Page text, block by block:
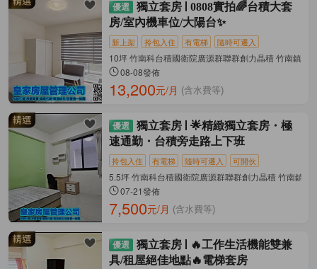
獨立套房
0808實拍🌈台積大套
房/室內機車位/大陽台✨
新上架 拎包入住 有電梯 隨時可遷入
10坪 竹南科台積國衛院廣源群聯群創力晶積 竹南鎮-科
08-08發佈
13,200元/月 (含水費等)
獨立套房
🌟精緻獨立套房・極
速通勤・台積旁走路上下班
拎包入住 有電梯 隨時可遷入 可開伙
5.5坪 竹南科台積國衛院廣源群聯群創力晶積 竹南鎮-
07-21發佈
7,500元/月 (含水費等)
獨立套房
🔥工作生活機能雙兼
具/租屋絕佳地點🔥電梯套房